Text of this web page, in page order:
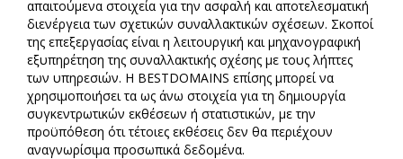
απαιτούμενα στοιχεία για την ασφαλή και αποτελεσματική
διενέργεια των σχετικών συναλλακτικών σχέσεων. Σκοποί
της επεξεργασίας είναι η λειτουργική και μηχανογραφική
εξυπηρέτηση της συναλλακτικής σχέσης με τους λήπτες
των υπηρεσιών. Η BESTDOMAINS επίσης μπορεί να
χρησιμοποιήσει τα ως άνω στοιχεία για τη δημιουργία
συγκεντρωτικών εκθέσεων ή στατιστικών, με την
προϋπόθεση ότι τέτοιες εκθέσεις δεν θα περιέχουν
αναγνωρίσιμα προσωπικά δεδομένα.